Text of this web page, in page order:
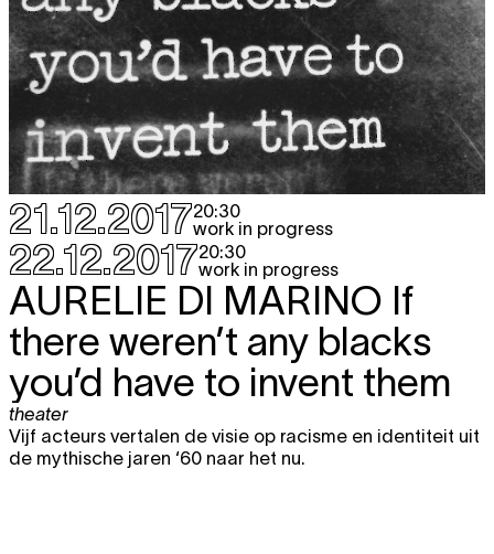
21.12.201720:30
work in progress
22.12.201720:30
work in progress
AURELIE DI MARINO If
there weren’t any blacks
you’d have to invent them
theater
Vijf acteurs vertalen de visie op racisme en identiteit uit
de mythische jaren ‘60 naar het nu.